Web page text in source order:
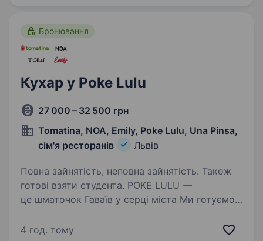
Бронювання
Кухар у Poke Lulu
27 000 – 32 500 грн
Tomatina, NOA, Emily, Poke Lulu, Una Pinsa,
сім'я ресторанів
Львів
Повна зайнятість, неповна зайнятість. Також
готові взяти студента. POKE LULU —
це шматочок Гаваїв у серці міста Ми готуємо
бургери, щоб кожен гість відчув легкість,
4 год. тому